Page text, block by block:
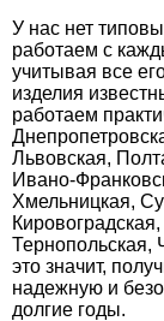
У нас нет
работаем с
учитывая все
изделия
работаем
Львовская,
Ивано-
Хмельницкая,
Тернопольская,
это значит,
надежную и
долгие годы.